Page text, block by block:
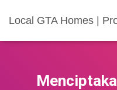
Local GTA Homes |